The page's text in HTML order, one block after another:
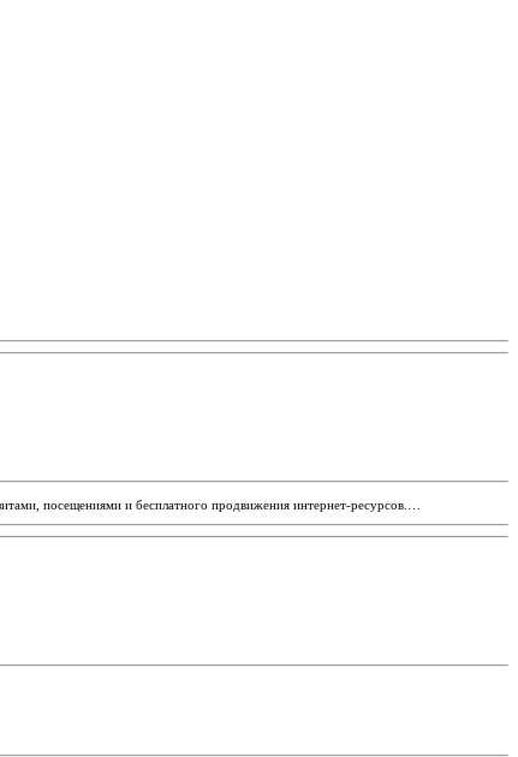
посещениями и бесплатного продвижения интернет-ресурсов.…